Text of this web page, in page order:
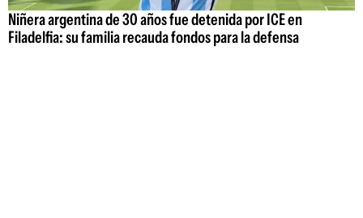
Niñera argentina de 30 años fue detenida por ICE en
Filadelfia: su familia recauda fondos para la defensa